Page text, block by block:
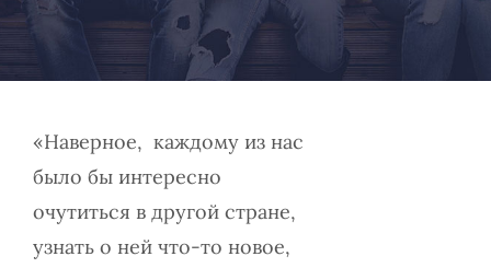
«Наверное, каждому из нас
было бы интересно
очутиться в другой стране,
узнать о ней что-то новое,